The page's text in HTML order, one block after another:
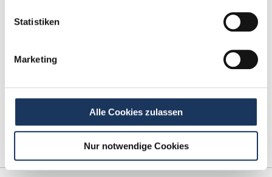
Statistiken
Marketing
Alle Cookies zulassen
Nur notwendige Cookies